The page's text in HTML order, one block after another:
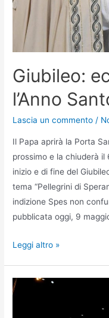
Giubileo:
l’Anno
Lascia un commento /
Il Papa aprirà la Porta
prossimo e la chiuderà
inizio e di fine del
tema “Pellegrini di
indizione Spes non
pubblicata oggi, 9
Leggi altro »